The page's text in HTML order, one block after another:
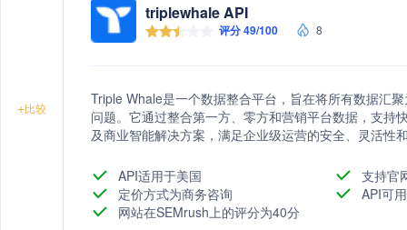
+比较
triplewhale API
评分 49/100 8
Triple Whale是一个数据整合平台，旨在将所有数据汇
问题。它通过整合第一方、零方和营销平台数据，支持
及商业智能解决方案，满足企业级运营的安全、灵活性
API适用于美国
支持官
定价方式为商务咨询
API可
网站在SEMrush上的评分为40分